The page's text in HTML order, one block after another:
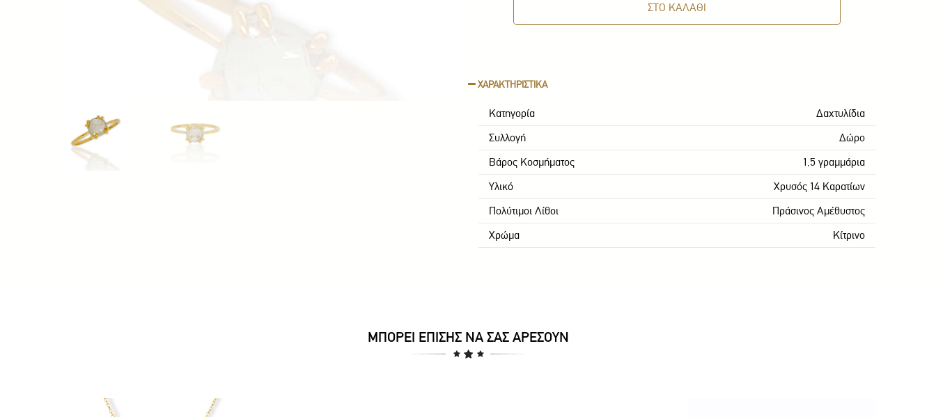
ΣΤΟ ΚΑΛΑΘΙ
ΧΑΡΑΚΤΗΡΙΣΤΙΚΑ
Κατηγορία Δαxτυλίδια
Συλλογή Δώρο
Βάρος Κοσμήματος 1,5 γραμμάρια
Υλικό Χρυσός 14 Καρατίων
Πολύτιμοι Λίθοι Πράσινος Αμέθυστος
Χρώμα Κίτρινο
ΜΠΟΡΕΊ ΕΠΊΣΗΣ ΝΑ ΣΑΣ ΑΡΈΣΟΥΝ